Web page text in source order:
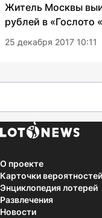
Житель Москвы
рублей в «Гослото
25 декабря 2017 10:11
О проекте
Карточки вероятностей
Энциклопедия лотерей
Развлечения
Новости